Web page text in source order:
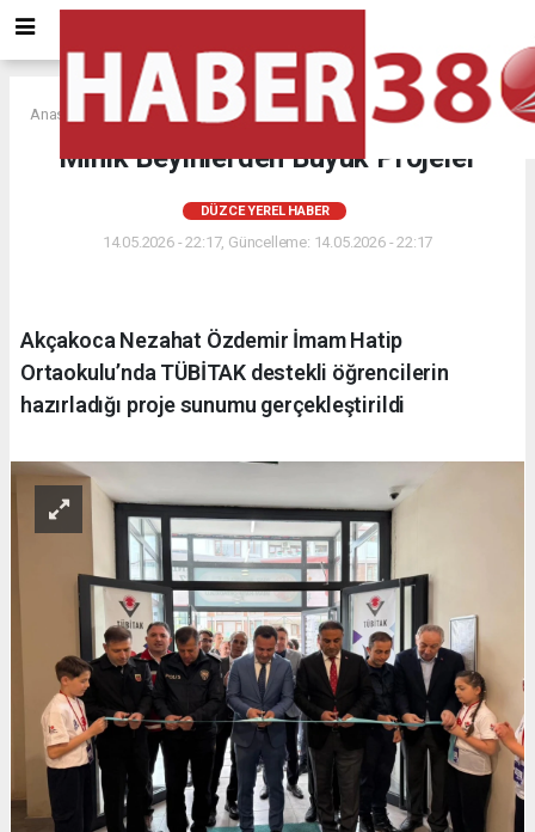
Anasayfa DÜZCE YEREL HABER
Minik Beyinlerden Büyük Projeler
DÜZCE YEREL HABER
14.05.2026 - 22:17, Güncelleme: 14.05.2026 - 22:17
Akçakoca Nezahat Özdemir İmam Hatip
Ortaokulu’nda TÜBİTAK destekli öğrencilerin
hazırladığı proje sunumu gerçekleştirildi